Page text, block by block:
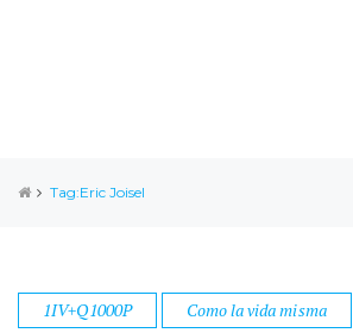
Tag:Eric Joisel
1IV+Q1000P Como la vida misma